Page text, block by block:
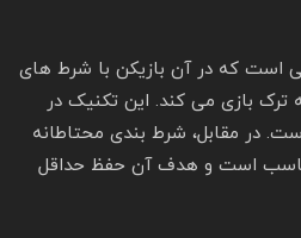
است که در آن بازیکن با شرط های
به ترک بازی می کند. این تکنیک در
در مقابل، شرط بندی محتاطانه
است و هدف آن حفظ حداقل